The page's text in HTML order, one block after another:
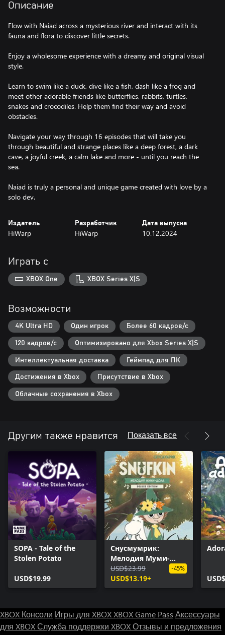
Описание
Flow with Naiad across a mysterious river and interact with its
fauna and flora to discover little secrets.
Enjoy a wholesome experience with a dreamy and original visual
style.
Learn to swim like a duck, dive like a fish, dash like a frog and
meet other adorable friends like butterflies, rabbits, turtles,
snakes and crocodiles. Help them find their way and avoid
obstacles.
Navigate your way through 16 episodes that will take you
through beautiful and strange places like a deep forest, a dark
cave, a joyful creek, a calm lake and more - until you reach the
sea.
Naiad is truly a personal and unique game created with love by a
solo dev.
Издатель
HiWarp
Разработчик
HiWarp
Дата выпуска
10.12.2024
Играть с
XBOX One XBOX Series X|S
Возможности
4K Ultra HD Один игрок Более 60 кадров/с
120 кадров/с Оптимизировано для Xbox Series X|S
Интеллектуальная доставка Геймпад для ПК
Достижения в Xbox Присутствие в Xbox
Облачные сохранения в Xbox
Другим также нравится Показать все
SOPA - Tale of the
Stolen Potato
USD$19.99
Снусмумрик:
Мелодия Муми-
дола Digital Deluxe
Edition
USD$23.99
USD$13.19+
-45%
XBOX Консоли Игры для XBOXXBOX Game Pass Аксессуары
для XBOXСлужба поддержки XBOXОтзывы и предложения